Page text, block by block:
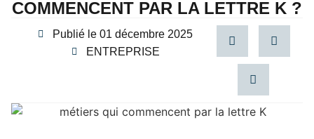
COMMENCENT PAR LA LETTRE K ?
Publié le01 décembre 2025
ENTREPRISE